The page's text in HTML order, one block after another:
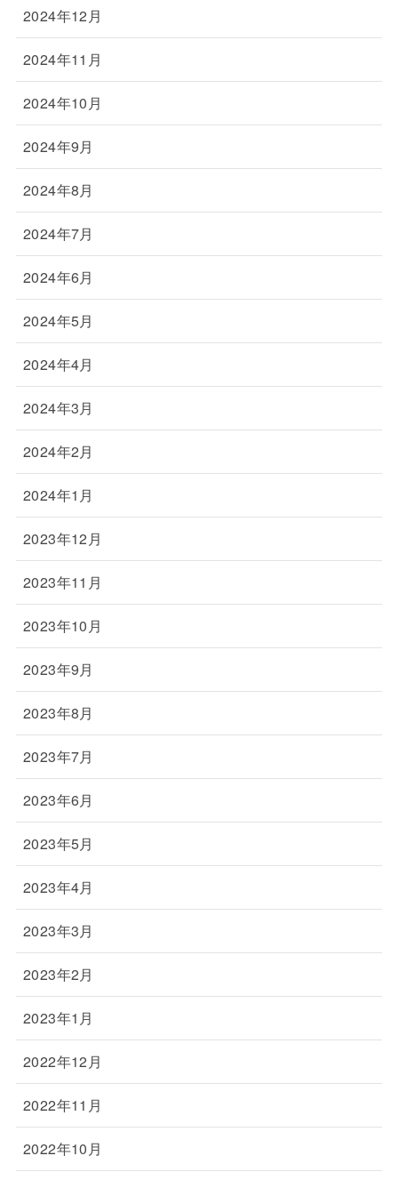
2024年12月
2024年11月
2024年10月
2024年9月
2024年8月
2024年7月
2024年6月
2024年5月
2024年4月
2024年3月
2024年2月
2024年1月
2023年12月
2023年11月
2023年10月
2023年9月
2023年8月
2023年7月
2023年6月
2023年5月
2023年4月
2023年3月
2023年2月
2023年1月
2022年12月
2022年11月
2022年10月